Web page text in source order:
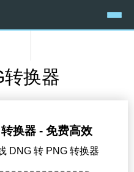
换器
换器 - 免费高效
DNG 转 PNG 转换器